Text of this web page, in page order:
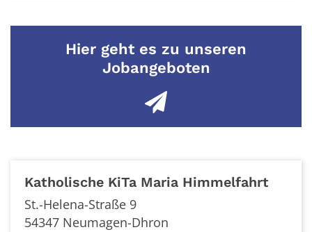
Hier geht es zu unseren
Jobangeboten
Katholische KiTa Maria Himmelfahrt
St.-Helena-Straße 9
54347 Neumagen-Dhron